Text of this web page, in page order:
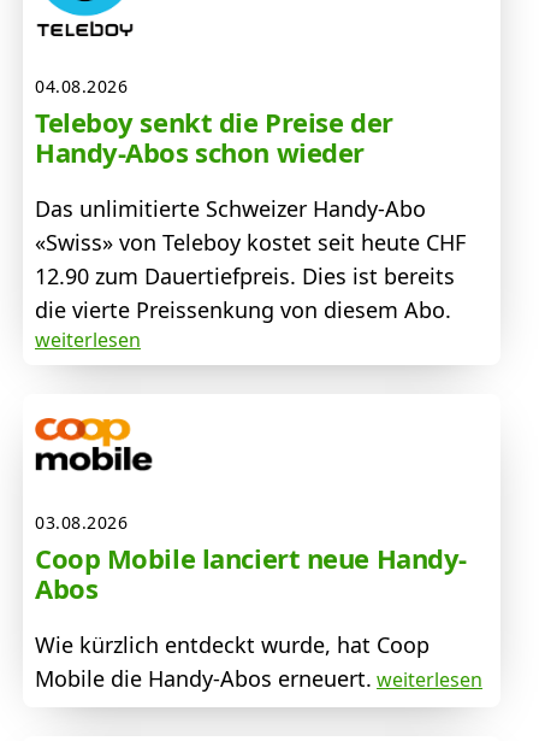
04.08.2026
Teleboy senkt die Preise der
Handy-Abos schon wieder
Das unlimitierte Schweizer Handy-Abo
«Swiss» von Teleboy kostet seit heute CHF
12.90 zum Dauertiefpreis. Dies ist bereits
die vierte Preissenkung von diesem Abo.
weiterlesen
03.08.2026
Coop Mobile lanciert neue Handy-
Abos
Wie kürzlich entdeckt wurde, hat Coop
Mobile die Handy-Abos erneuert. weiterlesen